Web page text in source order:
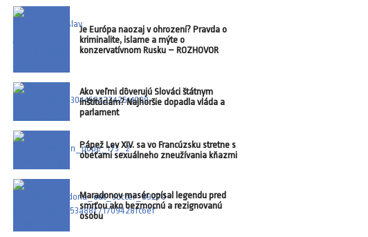
Je Európa naozaj v ohrození? Pravda o
kriminalite, islame a mýte o
konzervatívnom Rusku – ROZHOVOR
Ako veľmi dôverujú Slováci štátnym
inštitúciám? Najhoršie dopadla vláda a
parlament
Pápež Lev XIV. sa vo Francúzsku stretne s
obeťami sexuálneho zneužívania kňazmi
Maradonov masér opísal legendu pred
smrťou ako bezmocnú a rezignovanú
osobu